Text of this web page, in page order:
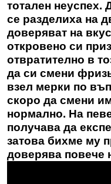
тотален неуспех.
се разделиха на
доверяват на
откровено си
отвратително в
да си смени
взел мерки по
скоро да смени
нормално. На
получава да
затова бихме му
доверява повече